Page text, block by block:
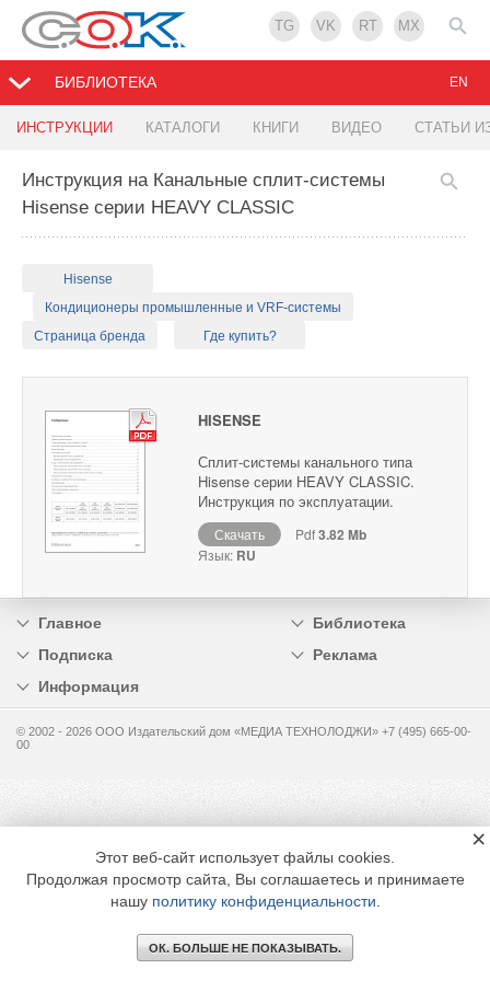
TG VK RT MX
БИБЛИОТЕКА
ИНСТРУКЦИИ КАТАЛОГИ КНИГИ ВИДЕО СТАТЬИ
EN
Инструкция на Канальные сплит-системы
Hisense серии HEAVY CLASSIC
Hisense
Кондиционеры промышленные и VRF-системы
Страница бренда
Где купить?
HISENSE
Сплит-системы канального типа
Hisense серии HEAVY CLASSIC.
Инструкция по эксплуатации.
Скачать Pdf3.82 Mb
Язык: RU
Главное
Библиотека
Подписка
Реклама
Информация
© 2002 - 2026 OOO Издательский дом «МЕДИА ТЕХНОЛОДЖИ» +7 (495) 665-00-
00
Этот веб-сайт использует файлы cookies.
Продолжая просмотр сайта, Вы соглашаетесь и принимаете
нашу политику конфиденциальности
ОК. БОЛЬШЕ НЕ ПОКАЗЫВАТЬ.
×